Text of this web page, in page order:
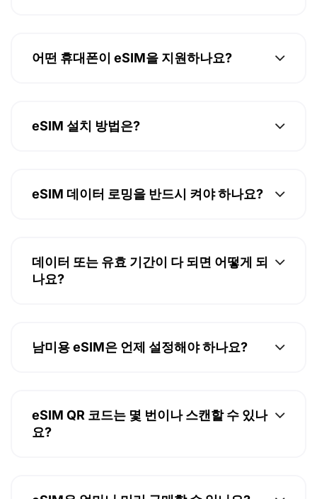
어떤 휴대폰이 eSIM을 지원하나요?
eSIM 설치 방법은?
eSIM 데이터 로밍을 반드시 켜야 하나요?
데이터 또는 유효 기간이 다 되면 어떻게 되
나요?
남미용 eSIM은 언제 설정해야 하나요?
eSIM QR 코드는 몇 번이나 스캔할 수 있나
요?